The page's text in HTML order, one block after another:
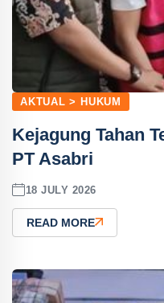
AKTUAL > HUKUM
Kejagung Tahan
PT Asabri
18 JULY 2026
READ MORE